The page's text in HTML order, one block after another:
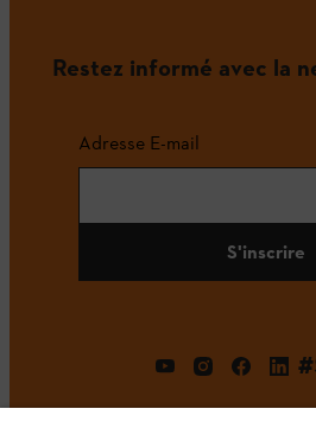
Restez informé avec la
Adresse E-mail
S'inscrire